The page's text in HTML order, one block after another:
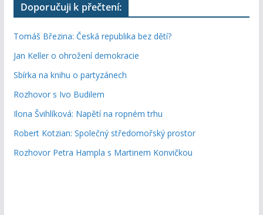
Doporučuji k přečtení:
Tomáš Březina: Česká republika bez dětí?
Jan Keller o ohrožení demokracie
Sbírka na knihu o partyzánech
Rozhovor s Ivo Budilem
Ilona Švihlíková: Napětí na ropném trhu
Robert Kotzian: Společný středomořský prostor
Rozhovor Petra Hampla s Martinem Konvičkou